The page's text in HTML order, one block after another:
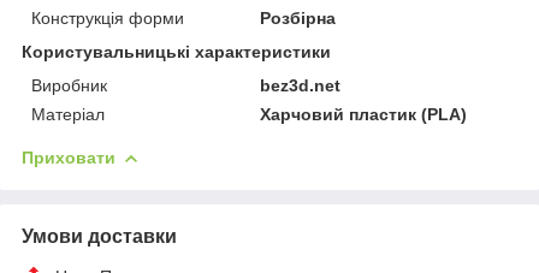
Конструкція форми
Розбірна
Користувальницькі характеристики
Виробник
bez3d.net
Матеріал
Харчовий пластик (PLA)
Приховати
Умови доставки